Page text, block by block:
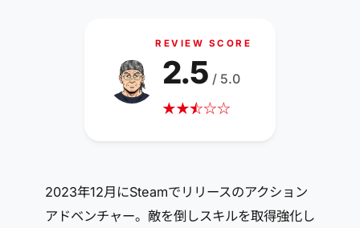
REVIEW SCORE
★★☆
★☆☆
2.5 / 5.0
2023年12月にSteamでリリースのアクション
アドベンチャー。敵を倒しスキルを取得強化し